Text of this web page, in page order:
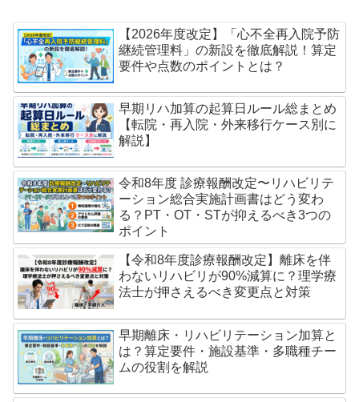
【2026年度改定】「心不全再入院予防
継続管理料」の新設を徹底解説！算定
要件や点数のポイントとは？
早期リハ加算の起算日ルール総まとめ
【転院・再入院・外来移行ケース別に
解説】
令和8年度 診療報酬改定〜リハビリテ
ーション総合実施計画書はどう変わ
る？PT・OT・STが抑えるべき3つの
ポイント
【令和8年度診療報酬改定】離床を伴
わないリハビリが90%減算に？理学療
法士が押さえるべき変更点と対策
早期離床・リハビリテーション加算と
は？算定要件・施設基準・多職種チー
ムの役割を解説